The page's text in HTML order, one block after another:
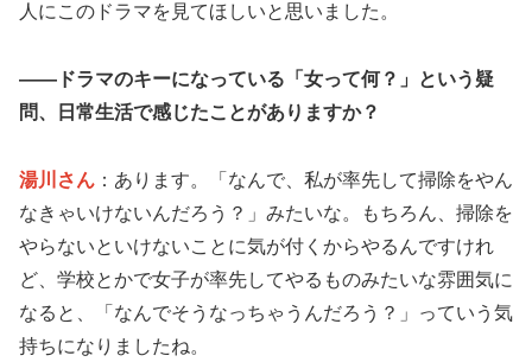
人にこのドラマを見てほしいと思いました。
――ドラマのキーになっている「女って何？」という疑
問、日常生活で感じたことがありますか？
湯川さん ：あります。「なんで、私が率先して掃除をやん
なきゃいけないんだろう？」みたいな。もちろん、掃除を
やらないといけないことに気が付くからやるんですけれ
ど、学校とかで女子が率先してやるものみたいな雰囲気に
なると、「なんでそうなっちゃうんだろう？」っていう気
持ちになりましたね。